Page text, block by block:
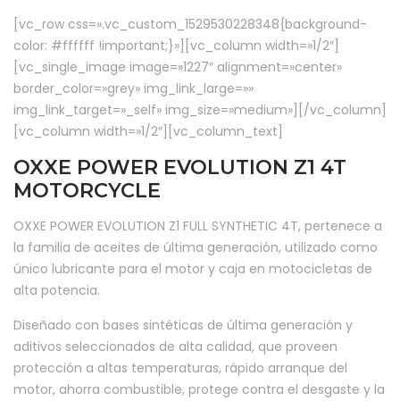
[vc_row css=».vc_custom_1529530228348{background-
color: #ffffff !important;}»][vc_column width=»1/2″]
[vc_single_image image=»1227″ alignment=»center»
border_color=»grey» img_link_large=»»
img_link_target=»_self» img_size=»medium»][/vc_column]
[vc_column width=»1/2″][vc_column_text]
OXXE POWER EVOLUTION Z1 4T
MOTORCYCLE
OXXE POWER EVOLUTION Z1 FULL SYNTHETIC 4T, pertenece a
la familia de aceites de última generación, utilizado como
único lubricante para el motor y caja en motocicletas de
alta potencia.
Diseñado con bases sintéticas de última generación y
aditivos seleccionados de alta calidad, que proveen
protección a altas temperaturas, rápido arranque del
motor, ahorra combustible, protege contra el desgaste y la